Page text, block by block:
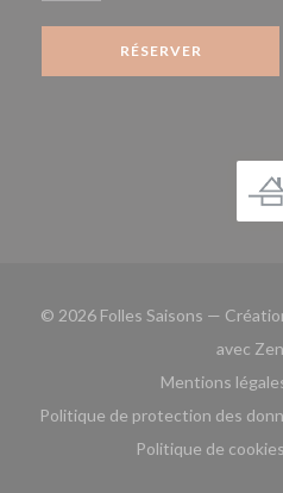
RÉSERVER
© 2026 Folles Saisons —
avec
Mentions
Politique de protection des
Politique de cookies